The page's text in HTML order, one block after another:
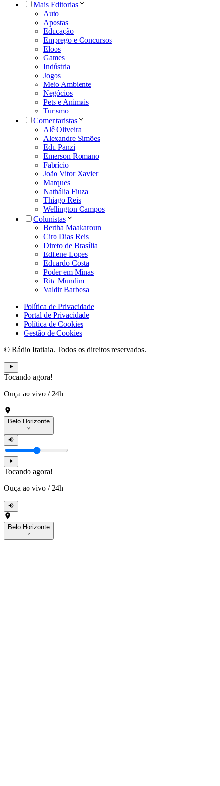
Mais Editorias
Auto
Apostas
Educação
Emprego e Concursos
Eloos
Games
Indústria
Jogos
Meio Ambiente
Negócios
Pets e Animais
Turismo
Comentaristas
Alê Oliveira
Alexandre Simões
Edu Panzi
Emerson Romano
Fabrício
João Vitor Xavier
Marques
Nathália Fiuza
Thiago Reis
Wellington Campos
Colunistas
Bertha Maakaroun
Ciro Dias Reis
Direto de Brasília
Edilene Lopes
Eduardo Costa
Poder em Minas
Rita Mundim
Valdir Barbosa
Política de Privacidade
Portal de Privacidade
Política de Cookies
Gestão de Cookies
© Rádio Itatiaia. Todos os direitos reservados.
Tocando agora!
Ouça ao vivo / 24h
Belo Horizonte
Tocando agora!
Ouça ao vivo / 24h
Belo Horizonte